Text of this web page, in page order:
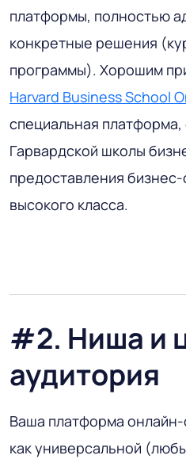
платформы, полностью
конкретные решения
программы). Хорошим
Harvard Business School
специальная платформа,
Гарвардской школы
предоставления
высокого класса.
#2. Ниша и
аудитория
Ваша платформа
как универсальной